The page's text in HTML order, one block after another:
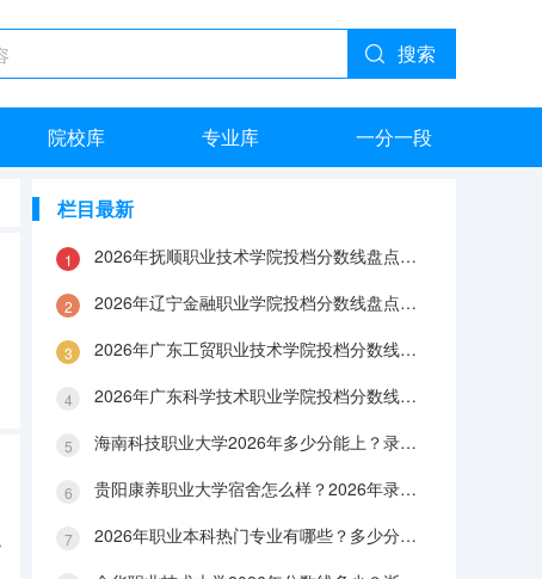
搜索
院校库 专业库 一分一段
栏目最新
2026年抚顺职业技术学院投档分数线盘点：录取分数、生活与就业指南
2026年辽宁金融职业学院投档分数线盘点：录取分数、生活与就业指南
2026年广东工贸职业技术学院投档分数线盘点：录取分数、生活与就业指南
2026年广东科学技术职业学院投档分数线盘点：录取分数、生活与就业指南
海南科技职业大学2026年多少分能上？录取分数线与生活成本解答
贵阳康养职业大学宿舍怎么样？2026年录取分数、费用及入学手续
2026年职业本科热门专业有哪些？多少分能上？绿牌专业有哪些？